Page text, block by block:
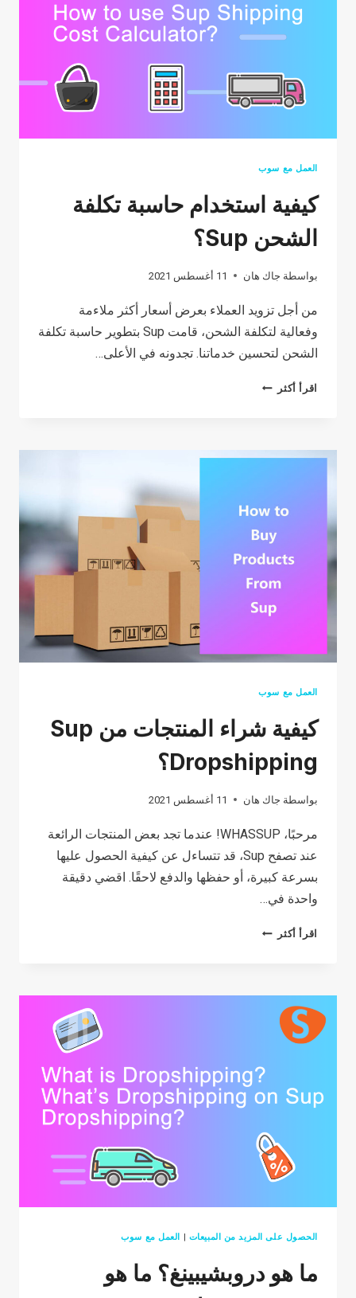
العمل مع سوب
كيفية استخدام حاسبة تكلفة
الشحن Sup؟
بواسطة جاك هان 11 أغسطس 2021
من أجل تزويد العملاء بعرض أسعار أكثر ملاءمة
وفعالية لتكلفة الشحن، قامت Sup بتطوير حاسبة تكلفة
الشحن لتحسين خدماتنا. تجدونه في الأعلى…
اقرأ أكثر
كيفية
تكلفة
العمل مع سوب
كيفية شراء المنتجات من Sup
Dropshipping؟
بواسطة جاك هان 11 أغسطس 2021
مرحبًا، WHASSUP! عندما تجد بعض المنتجات الرائعة
عند تصفح Sup، قد تتساءل عن كيفية الحصول عليها
بسرعة كبيرة، أو حفظها والدفع لاحقًا. اقضي دقيقة
واحدة في…
اقرأ أكثر
كيفية
من
الحصول على المزيد من المبيعات العمل مع سوب
ما هو دروبشيبينغ؟ ما هو